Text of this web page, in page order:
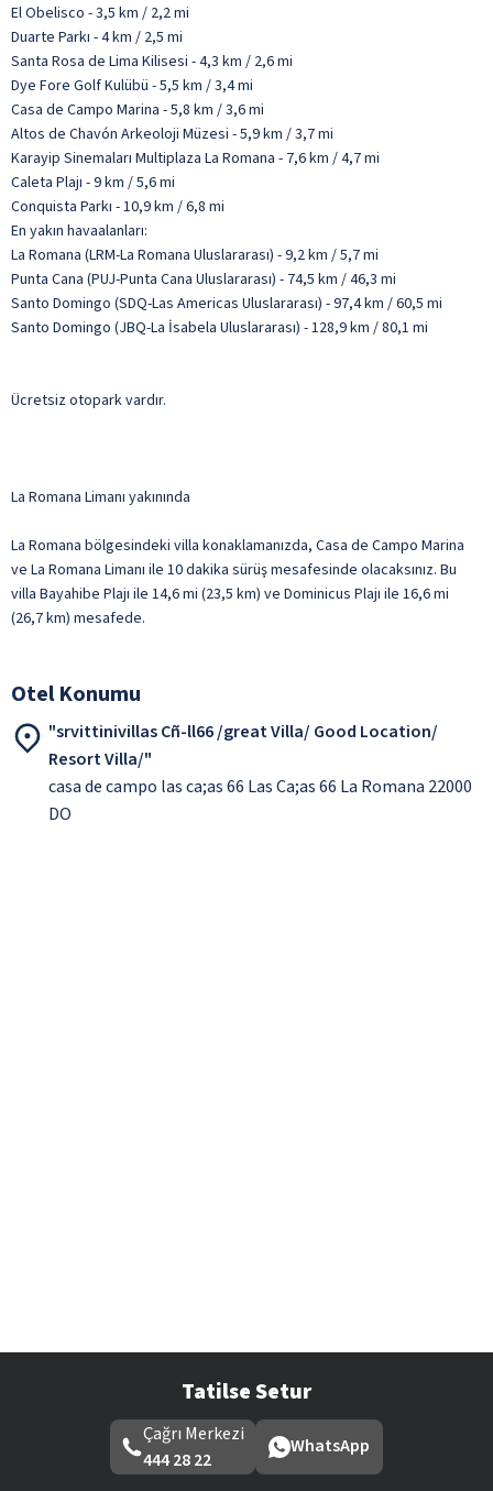
El Obelisco - 3,5 km / 2,2 mi
Duarte Parkı - 4 km / 2,5 mi
Santa Rosa de Lima Kilisesi - 4,3 km / 2,6 mi
Dye Fore Golf Kulübü - 5,5 km / 3,4 mi
Casa de Campo Marina - 5,8 km / 3,6 mi
Altos de Chavón Arkeoloji Müzesi - 5,9 km / 3,7 mi
Karayip Sinemaları Multiplaza La Romana - 7,6 km / 4,7 mi
Caleta Plajı - 9 km / 5,6 mi
Conquista Parkı - 10,9 km / 6,8 mi
En yakın havaalanları:
La Romana (LRM-La Romana Uluslararası) - 9,2 km / 5,7 mi
Punta Cana (PUJ-Punta Cana Uluslararası) - 74,5 km / 46,3 mi
Santo Domingo (SDQ-Las Americas Uluslararası) - 97,4 km / 60,5 mi
Santo Domingo (JBQ-La İsabela Uluslararası) - 128,9 km / 80,1 mi
Ücretsiz otopark vardır.
La Romana Limanı yakınında
La Romana bölgesindeki villa konaklamanızda, Casa de Campo Marina
ve La Romana Limanı ile 10 dakika sürüş mesafesinde olacaksınız. Bu
villa Bayahibe Plajı ile 14,6 mi (23,5 km) ve Dominicus Plajı ile 16,6 mi
(26,7 km) mesafede.
Otel Konumu
"srvittinivillas Cñ-ll66 /great Villa/ Good Location/
Resort Villa/"
casa de campo las ca;as 66 Las Ca;as 66 La Romana 22000
DO
Tatilse Setur
Çağrı Merkezi
444 28 22
WhatsApp